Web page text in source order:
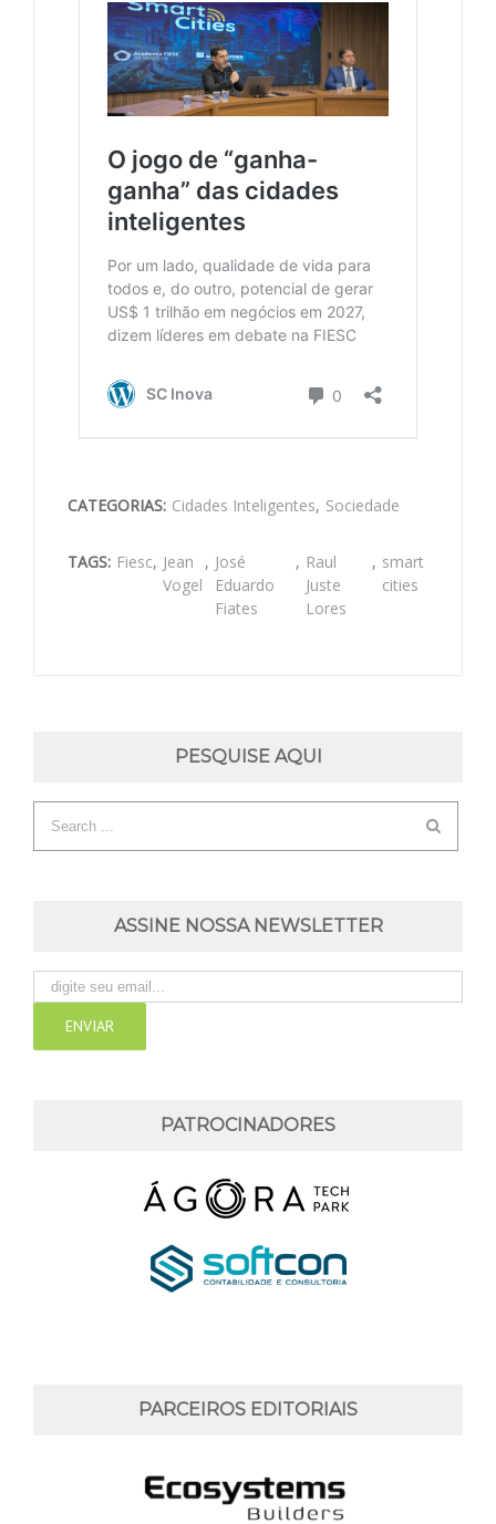
CATEGORIAS: Cidades Inteligentes, Sociedade
TAGS: Fiesc, Jean
Vogel
, José
Eduardo
Fiates
, Raul
Juste
Lores
, smart
cities
PESQUISE AQUI
ASSINE NOSSA NEWSLETTER
PATROCINADORES
PARCEIROS EDITORIAIS